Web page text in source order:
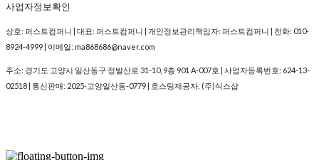
사업자정보확인
상호: 퍼스트컴퍼니 | 대표: 퍼스트컴퍼니 | 개인정보관리책임자: 퍼스트컴퍼니 | 전화: 010-
8924-4999 | 이메일: ma868686@naver.com
주소: 경기도 고양시 일산동구 정발산로 31-10, 9층 901 A-007호 | 사업자등록번호: 624-13-
02518 | 통신판매: 2025-고양일산동-0779 | 호스팅제공자: (주)식스샵